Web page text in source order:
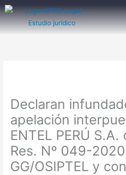
al
contenido
Declaran
apelación
ENTEL PERÚ
Res. Nº 049-
GG/OSIPTEL y